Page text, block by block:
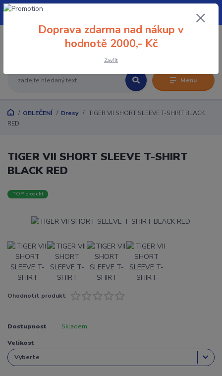
Menu
+420 608 032 114
OBLEČENÍ Dresy
TIGER VII SHORT SLEEVE T-SHIRT BLACK
RED
TIGER VII SHORT SLEEVE T-SHIRT
BLACK RED
TOP produkt
Ohodnotit produkt
Dostupnost Skladem
Velikost
Doprava zdarma nad nákup v
hodnotě 2000,- Kč
Zavřít